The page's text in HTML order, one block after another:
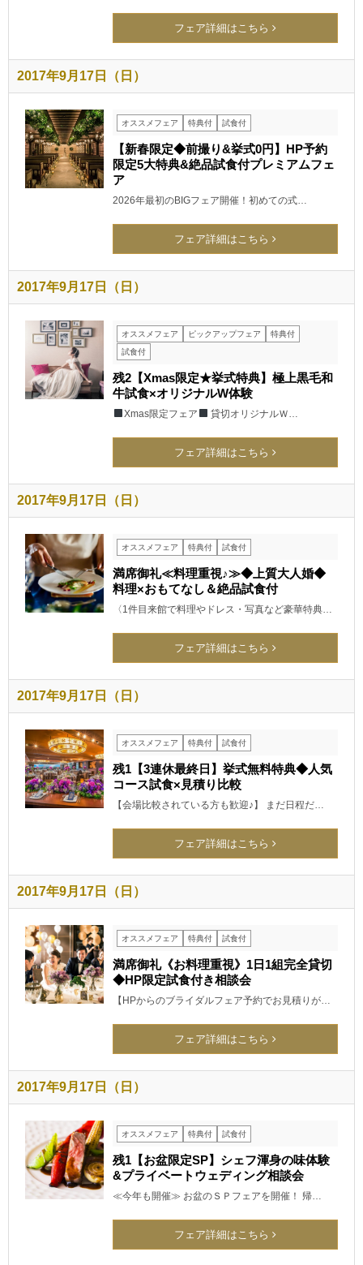
フェア詳細はこちら
2017年9月17日（日）
オススメフェア 特典付 試食付
【新春限定◆前撮り&挙式0円】HP予約
限定5大特典&絶品試食付プレミアムフェ
ア
2026年最初のBIGフェア開催！初めての式…
フェア詳細はこちら
2017年9月17日（日）
オススメフェア ピックアップフェア
特典付
試食付
残2【Xmas限定★挙式特典】極上黒毛和
牛試食×オリジナルW体験
Xmas限定フェア 貸切オリジナルＷ…
フェア詳細はこちら
2017年9月17日（日）
オススメフェア 特典付 試食付
満席御礼≪料理重視♪≫◆上質大人婚◆
料理×おもてなし＆絶品試食付
〈1件目来館で料理やドレス・写真など豪華特典…
フェア詳細はこちら
2017年9月17日（日）
オススメフェア 特典付 試食付
残1【3連休最終日】挙式無料特典◆人気
コース試食×見積り比較
【会場比較されている方も歓迎♪】 まだ日程だ…
フェア詳細はこちら
2017年9月17日（日）
オススメフェア 特典付 試食付
満席御礼《お料理重視》1日1組完全貸切
◆HP限定試食付き相談会
【HPからのブライダルフェア予約でお見積りが…
フェア詳細はこちら
2017年9月17日（日）
オススメフェア 特典付 試食付
残1【お盆限定SP】シェフ渾身の味体験
&プライベートウェディング相談会
≪今年も開催≫ お盆のＳＰフェアを開催！ 帰…
フェア詳細はこちら